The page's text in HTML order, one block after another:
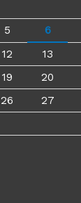
5 6
12 13
19 20
26 27